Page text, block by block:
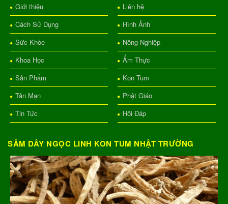
Giới thiệu
Liên hệ
Cách Sử Dụng
Hình Ảnh
Sức Khỏe
Nông Nghiệp
Khoa Học
Ẩm Thực
Sản Phẩm
Kon Tum
Tản Mạn
Phật Giáo
Tin Tức
Hỏi Đáp
SÂM DÂY NGỌC LINH KON TUM NHẬT TRƯỜNG